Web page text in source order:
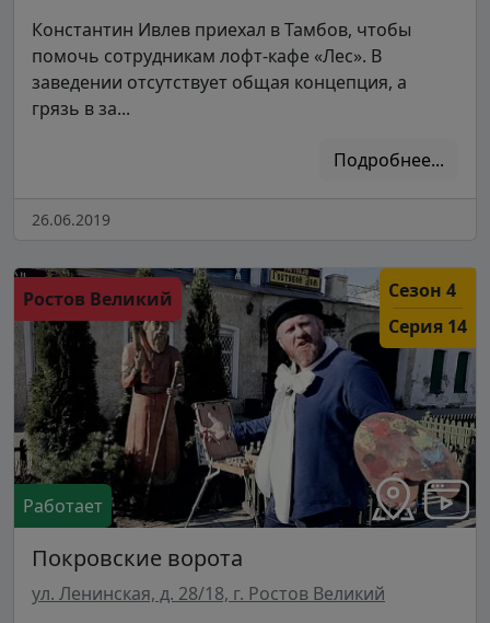
Константин Ивлев приехал в Тамбов, чтобы
помочь сотрудникам лофт-кафе «Лес». В
заведении отсутствует общая концепция, а
грязь в за...
Подробнее...
26.06.2019
Ростов Великий
Сезон 4
Серия 14
Работает
Покровские ворота
ул. Ленинская, д. 28/18, г. Ростов Великий